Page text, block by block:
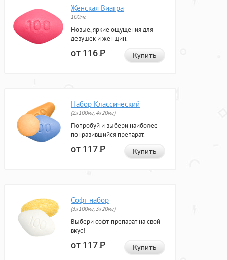
Женская Виагра
100мг
Новые, яркие ощущения для
девушек и женщин.
от 116Р Купить
Набор Классический
(2x100мг, 4x20мг)
Попробуй и выбери наиболее
понравившийся препарат.
от 117Р Купить
Софт набор
(3x100мг, 3x20мг)
Выбери софт-препарат на свой
вкус!
от 117Р Купить